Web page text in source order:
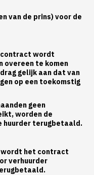
van de prins) voor de
contract wordt
overeen te komen
gelijk aan dat van
op een toekomstig
geen
worden de
huurder terugbetaald.
wordt het contract
verhuurder